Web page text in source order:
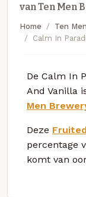
van Ten Men
Home
Ten
Calm In
De Calm In
And Vanilla
Men
Deze
percentage
komt van